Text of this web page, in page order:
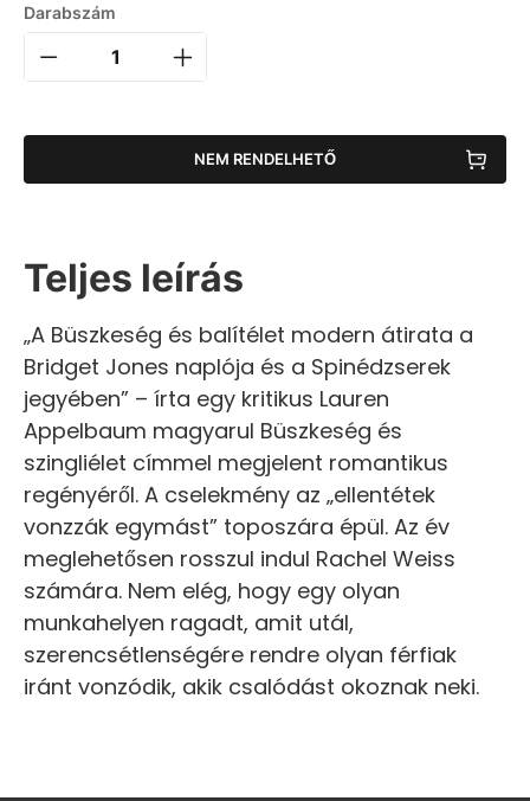
Darabszám
NEM RENDELHETŐ
Teljes leírás
„A Büszkeség és balítélet modern átirata a
Bridget Jones naplója és a Spinédzserek
jegyében” – írta egy kritikus Lauren
Appelbaum magyarul Büszkeség és
szingliélet címmel megjelent romantikus
regényéről. A cselekmény az „ellentétek
vonzzák egymást” toposzára épül. Az év
meglehetősen rosszul indul Rachel Weiss
számára. Nem elég, hogy egy olyan
munkahelyen ragadt, amit utál,
szerencsétlenségére rendre olyan férfiak
iránt vonzódik, akik csalódást okoznak neki.